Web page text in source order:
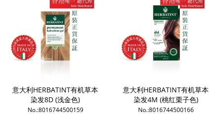
意大利HERBATINT有机草本
染发8D (浅金色)
No.:8016744500159
意大利HERBATINT有机草本
染发4M (桃红栗子色)
No.:8016744500166